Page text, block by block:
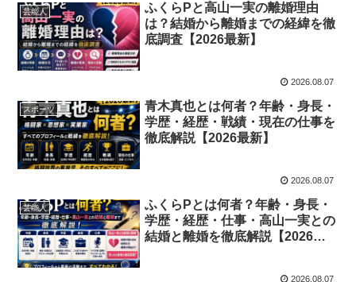
芸能人
ふくらPと高山一実の離婚理由
は？結婚から離婚までの経緯を徹
底調査【2026最新】
2026.08.07
スポーツ
青木真也とは何者？年齢・身長・
学歴・経歴・戦績・現在の仕事を
徹底解説【2026最新】
2026.08.07
芸能人
ふくらPとは何者？年齢・身長・
学歴・経歴・仕事・高山一実との
結婚と離婚を徹底解説【2026最
2026.08.07